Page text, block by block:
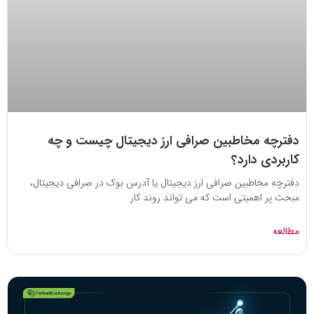
دفترچه مخاطبین صرافی ارز دیجیتال چیست و چه
کاربردی دارد؟
دفترچه مخاطبین صرافی ارز دیجیتال یا آدرس بوک در صرافی دیجیتال،
مبحث پر اهمیتی است که می تواند روند کار
مطالعه